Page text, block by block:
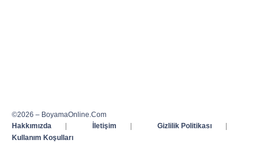
©2026 – BoyamaOnline.Com
Hakkımızda
| İletişim | Gizlilik Politikası
|
Kullanım Koşulları